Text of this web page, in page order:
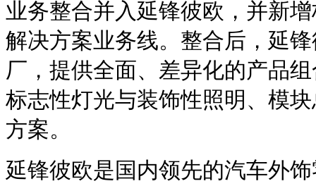
业务整合并入延锋彼欧，并新
解决方案业务线。整合后，延
厂，提供全面、差异化的产品
标志性灯光与装饰性照明、模
方案。
延锋彼欧是国内领先的汽车外